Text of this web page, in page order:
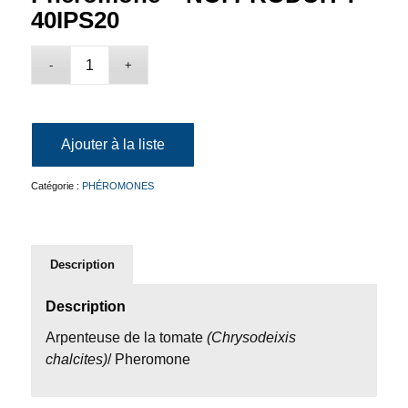
40IPS20
Ajouter à la liste
Catégorie : PHÉROMONES
Description
Description
Arpenteuse de la tomate (Chrysodeixis
chalcites)/ Pheromone